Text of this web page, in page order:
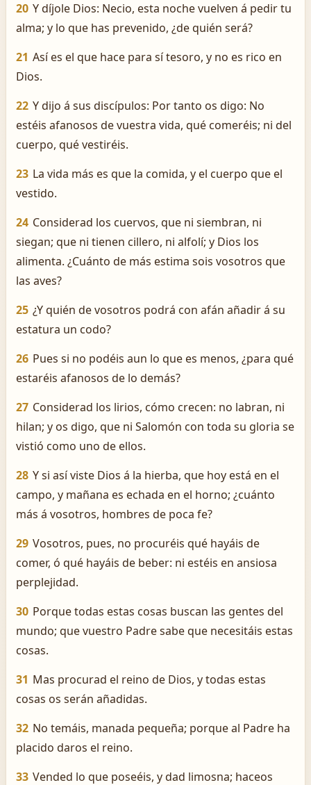
20 Y díjole Dios: Necio, esta noche vuelven á pedir tu
alma; y lo que has prevenido, ¿de quién será?
21 Así es el que hace para sí tesoro, y no es rico en
Dios.
22 Y dijo á sus discípulos: Por tanto os digo: No
estéis afanosos de vuestra vida, qué comeréis; ni del
cuerpo, qué vestiréis.
23 La vida más es que la comida, y el cuerpo que el
vestido.
24 Considerad los cuervos, que ni siembran, ni
siegan; que ni tienen cillero, ni alfolí; y Dios los
alimenta. ¿Cuánto de más estima sois vosotros que
las aves?
25 ¿Y quién de vosotros podrá con afán añadir á su
estatura un codo?
26 Pues si no podéis aun lo que es menos, ¿para qué
estaréis afanosos de lo demás?
27 Considerad los lirios, cómo crecen: no labran, ni
hilan; y os digo, que ni Salomón con toda su gloria se
vistió como uno de ellos.
28 Y si así viste Dios á la hierba, que hoy está en el
campo, y mañana es echada en el horno; ¿cuánto
más á vosotros, hombres de poca fe?
29 Vosotros, pues, no procuréis qué hayáis de
comer, ó qué hayáis de beber: ni estéis en ansiosa
perplejidad.
30 Porque todas estas cosas buscan las gentes del
mundo; que vuestro Padre sabe que necesitáis estas
cosas.
31 Mas procurad el reino de Dios, y todas estas
cosas os serán añadidas.
32 No temáis, manada pequeña; porque al Padre ha
placido daros el reino.
33 Vended lo que poseéis, y dad limosna; haceos